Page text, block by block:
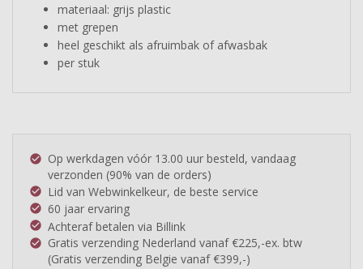
materiaal: grijs plastic
met grepen
heel geschikt als afruimbak of afwasbak
per stuk
check_circle Op werkdagen vóór 13.00 uur besteld, vandaag
verzonden (90% van de orders)
check_circle Lid van Webwinkelkeur, de beste service
check_circle 60 jaar ervaring
check_circle Achteraf betalen via Billink
check_circle Gratis verzending Nederland vanaf €225,-ex. btw
(Gratis verzending Belgie vanaf €399,-)